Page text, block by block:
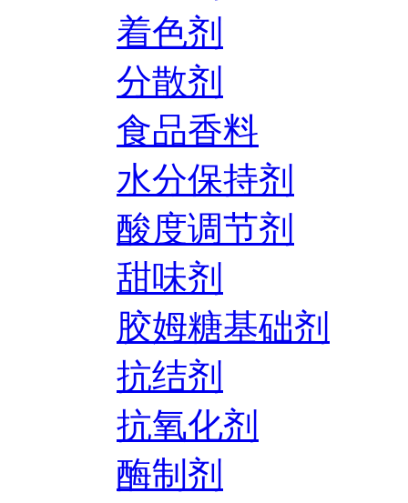
着色剂
分散剂
食品香料
水分保持剂
酸度调节剂
甜味剂
胶姆糖基础剂
抗结剂
抗氧化剂
酶制剂